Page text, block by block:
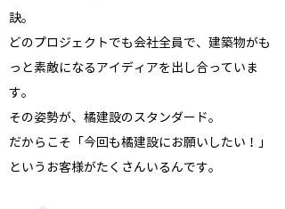
訣。
どのプロジェクトでも会社全員で、建築物がも
っと素敵になるアイディアを出し合っていま
す。
その姿勢が、橘建設のスタンダード。
だからこそ「今回も橘建設にお願いしたい！」
というお客様がたくさんいるんです。